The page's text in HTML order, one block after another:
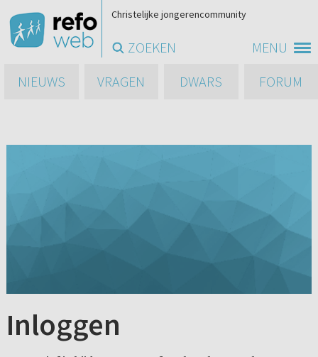
MENU
Christelijke jongerencommunity
ZOEKEN
NIEUWS
VRAGEN DWARS FORUM
Inloggen